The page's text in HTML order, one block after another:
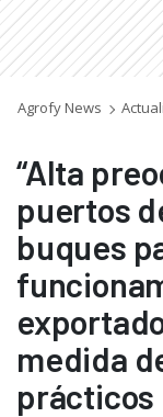
Agrofy News
“Alta
puertos
buques
medida
prácticos